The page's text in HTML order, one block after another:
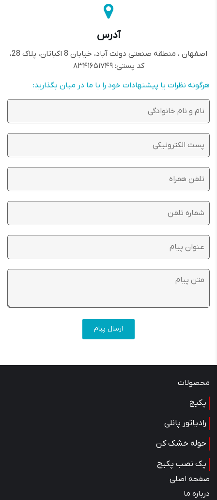
درس
اصفهان ، منطقه صنعتی دولت آباد، خیابان 8 اکباتان، پلاک 28،
کد پستی: ۸۳۴۱۶۵۱۷۴۹
هرگونه نظرات یا پیشنهادات خود را با ما در میان بگذارید:
ارسال پیا
حصولات
کیج
رادیاتور پانلی
حوله خشک کن
ک نصب پکیج
صفحه اصلی
درباره ما